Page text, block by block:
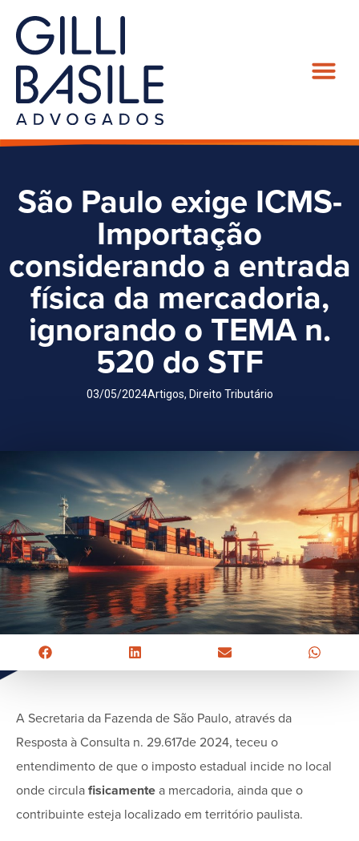
São Paulo exige ICMS-
Importação
considerando a entrada
física da mercadoria,
ignorando o TEMA n.
520 do STF
03/05/2024Artigos, Direito Tributário
A Secretaria da Fazenda de São Paulo, através da
Resposta à Consulta n. 29.617de 2024, teceu o
entendimento de que o imposto estadual incide no local
onde circula fisicamente a mercadoria, ainda que o
contribuinte esteja localizado em território paulista.